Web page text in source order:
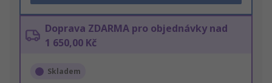
Doprava ZDARMA pro objednávky nad
1 650,00 Kč
Skladem